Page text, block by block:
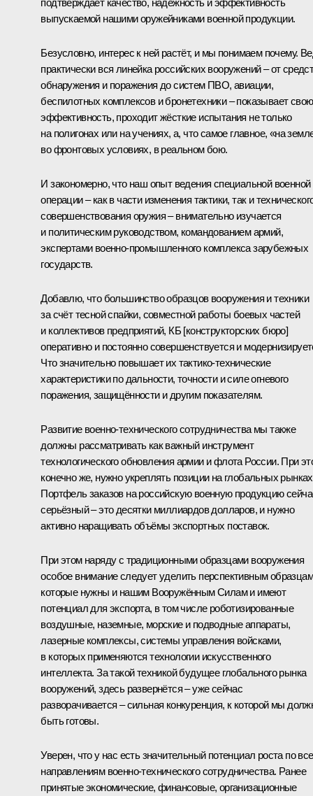
выпускаемой нашими оружейниками военной продукции.
Безусловно, интерес к ней растёт, и мы понимаем почему.
практически вся линейка российских вооружений – от
обнаружения и поражения до систем ПВО, авиации,
беспилотных комплексов и бронетехники – показывает свою
эффективность, проходит жёсткие испытания не только
на полигонах или на учениях, а, что самое главное, «на
во фронтовых условиях, в реальном бою.
И закономерно, что наш опыт ведения специальной военной
операции – как в части изменения тактики, так и
совершенствования оружия – внимательно изучается
и политическим руководством, командованием армий,
экспертами военно-промышленного комплекса зарубежных
государств.
Добавлю, что большинство образцов вооружения и техники
за счёт тесной спайки, совместной работы боевых частей
и коллективов предприятий, КБ [конструкторских бюро]
оперативно и постоянно совершенствуется и
Что значительно повышает их тактико-технические
характеристики по дальности, точности и силе огневого
поражения, защищённости и другим показателям.
Развитие военно-технического сотрудничества мы также
должны рассматривать как важный инструмент
технологического обновления армии и флота России. При
конечно же, нужно укреплять позиции на глобальных
Портфель заказов на российскую военную продукцию
серьёзный – это десятки миллиардов долларов, и нужно
активно наращивать объёмы экспортных поставок.
При этом наряду с традиционными образцами вооружения
особое внимание следует уделить перспективным
которые нужны и нашим Вооружённым Силам и имеют
потенциал для экспорта, в том числе роботизированные
воздушные, наземные, морские и подводные аппараты,
лазерные комплексы, системы управления войсками,
в которых применяются технологии искусственного
интеллекта. За такой техникой будущее глобального рынка
вооружений, здесь развернётся – уже сейчас
разворачивается – сильная конкуренция, к которой мы
быть готовы.
Уверен, что у нас есть значительный потенциал роста по
направлениям военно-технического сотрудничества. Ранее
принятые экономические, финансовые, организационные